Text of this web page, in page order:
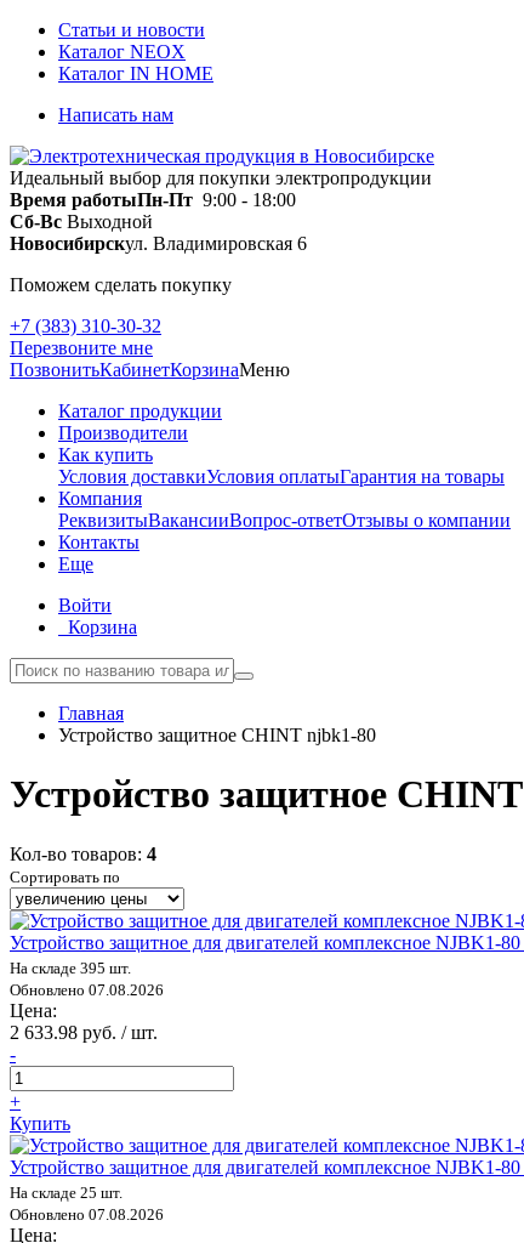
Статьи и новости
Каталог NEOX
Каталог IN HOME
Написать нам
Идеальный выбор для покупки электропродукции
Время работыПн-Пт 9:00 - 18:00
Сб-Вс Выходной
Новосибирскул. Владимировская 6
Поможем сделать покупку
+7 (383) 310-30-32
Перезвоните мне
ПозвонитьКабинетКорзинаМеню
Каталог продукции
Производители
Как купить
Условия доставкиУсловия оплатыГарантия на товары
Компания
РеквизитыВакансииВопрос-ответОтзывы о компании
Контакты
Еще
Войти
Корзина
Главная
Устройство защитное CHINT njbk1-80
Устройство защитное
Кол-во товаров: 4
Сортировать по
Устройство защитное для двигателей комплексное
На складе 395 шт.
Обновлено 07.08.2026
Цена:
2 633.98 руб. / шт.
-
+
Купить
Устройство защитное для двигателей комплексное
На складе 25 шт.
Обновлено 07.08.2026
Цена: